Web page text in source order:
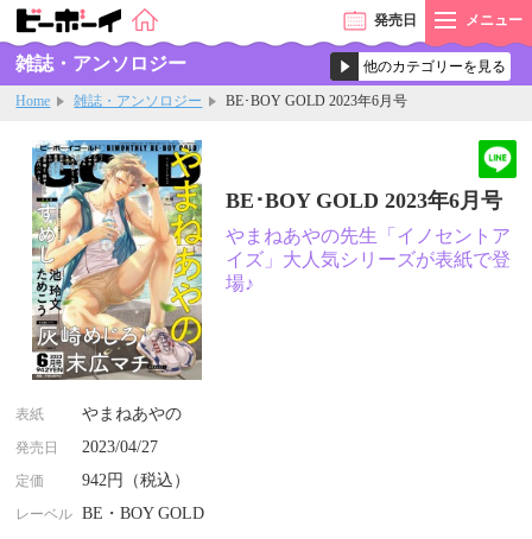
発売日 メニュー
雑誌・アンソロジー
Home 雑誌・アンソロジー BE･BOY GOLD 2023年6月号
BE･BOY GOLD 2023年6月号
やまねあやの先生「イノセントア
イズ」大人気シリーズが表紙で登
場♪
表紙 やまねあやの
発売日 2023/04/27
定価 942円（税込）
レーベル BE・BOY GOLD